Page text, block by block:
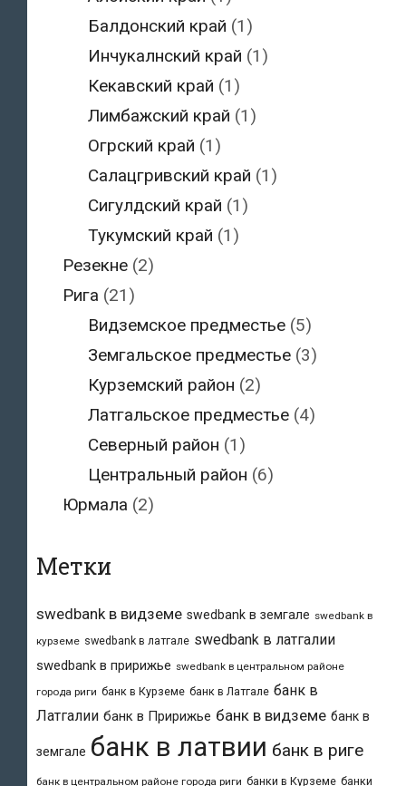
Балдонский край (1)
Инчукалнский край (1)
Кекавский край (1)
Лимбажский край (1)
Огрский край (1)
Салацгривский край (1)
Сигулдский край (1)
Тукумский край (1)
Резекне(2)
Рига (21)
Видземское предместье (5)
Земгальское предместье (3)
Курземский район (2)
Латгальское предместье (4)
Северный район (1)
Центральный район (6)
Юрмала (2)
Метки
swedbank в видземе swedbank в земгале swedbank в
курземе swedbank в латгале swedbank в латгалии
swedbank в пририжье swedbank в центральном районе
города риги банк в Курземе банк в Латгале банк в
Латгалии банк в Пририжье банк в видземе банк в
земгале банк в латвии банк в риге
банк в центральном районе города риги банки в Курземе банки